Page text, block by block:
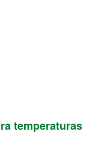
temperaturas